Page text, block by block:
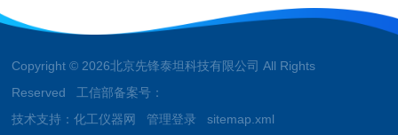
Copyright © 2026北京先锋泰坦科技有限公司 All Rights
Reserved 工信部备案号：
技术支持：化工仪器网 管理登录 sitemap.xml